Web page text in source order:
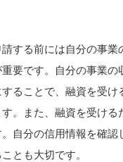
する前には自分の事業
要です。自分の事業の
ることで、融資を受け
。また、融資を受ける
自分の信用情報を確認
とも大切です。